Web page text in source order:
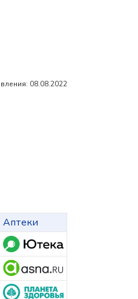
08.08.2022
Аптеки